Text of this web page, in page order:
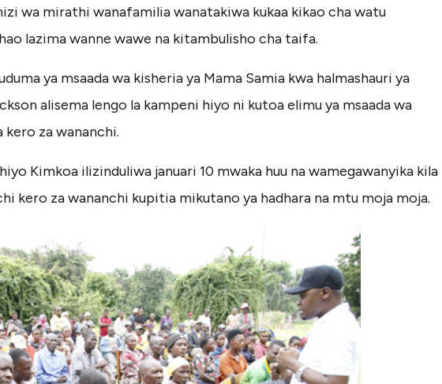
wa mirathi wanafamilia wanatakiwa kukaa kikao cha watu
lazima wanne wawe na kitambulisho cha taifa.
ya msaada wa kisheria ya Mama Samia kwa halmashauri ya
alisema lengo la kampeni hiyo ni kutoa elimu ya msaada wa
kero za wananchi.
Kimkoa ilizinduliwa januari 10 mwaka huu na wamegawanyika kila
kero za wananchi kupitia mikutano ya hadhara na mtu moja moja.